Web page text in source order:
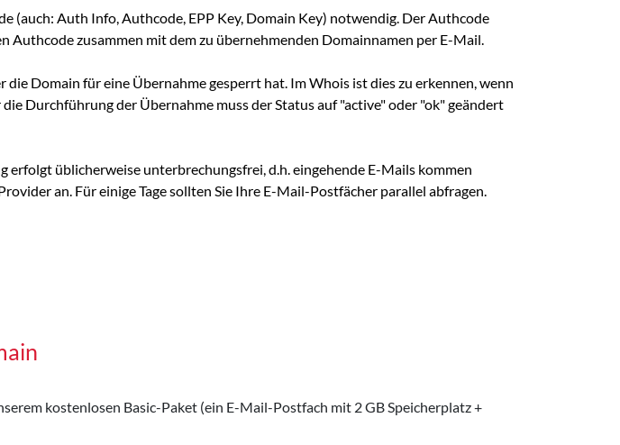
Auth Info, Authcode, EPP Key, Domain Key) notwendig. Der Authcode
zusammen mit dem zu übernehmenden Domainnamen per E-Mail.
Domain für eine Übernahme gesperrt hat. Im Whois ist dies zu erkennen, wenn
Durchführung der Übernahme muss der Status auf "active" oder "ok" geändert
üblicherweise unterbrechungsfrei, d.h. eingehende E-Mails kommen
an. Für einige Tage sollten Sie Ihre E-Mail-Postfächer parallel abfragen.
kostenlosen Basic-Paket (ein E-Mail-Postfach mit 2 GB Speicherplatz +